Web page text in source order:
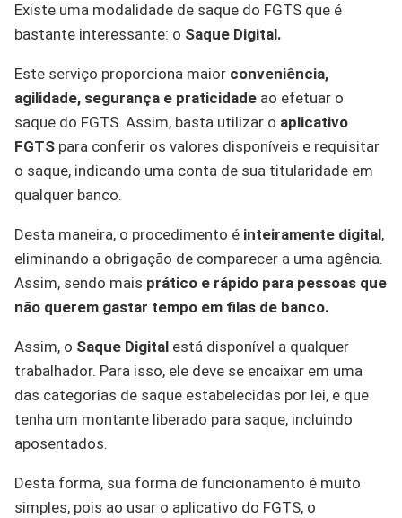
Existe uma modalidade de saque do FGTS que é
bastante interessante: o Saque Digital.
Este serviço proporciona maior conveniência,
agilidade, segurança e praticidade ao efetuar o
saque do FGTS. Assim, basta utilizar o aplicativo
FGTS para conferir os valores disponíveis e requisitar
o saque, indicando uma conta de sua titularidade em
qualquer banco.
Desta maneira, o procedimento é inteiramente digital,
eliminando a obrigação de comparecer a uma agência.
Assim, sendo mais prático e rápido para pessoas que
não querem gastar tempo em filas de banco.
Assim, o Saque Digital está disponível a qualquer
trabalhador. Para isso, ele deve se encaixar em uma
das categorias de saque estabelecidas por lei, e que
tenha um montante liberado para saque, incluindo
aposentados.
Desta forma, sua forma de funcionamento é muito
simples, pois ao usar o aplicativo do FGTS, o